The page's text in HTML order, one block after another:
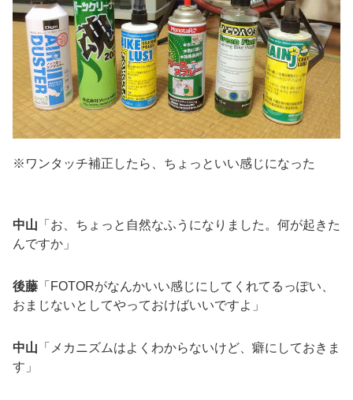
※ワンタッチ補正したら、ちょっといい感じになった
中山 「お、ちょっと自然なふうになりました。何が起きた
んですか」
後藤 「FOTORがなんかいい感じにしてくれてるっぽい、
おまじないとしてやっておけばいいですよ」
中山 「メカニズムはよくわからないけど、癖にしておきま
す」